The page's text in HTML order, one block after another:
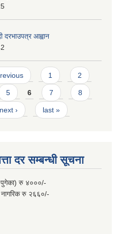
दरभाउपत्र आह्वान
1 2
5 6 7 8
next › last »
दर सम्बन्धी सूचना
पुगेका) रु ४०००/-
नागरिक रु २६६०/-